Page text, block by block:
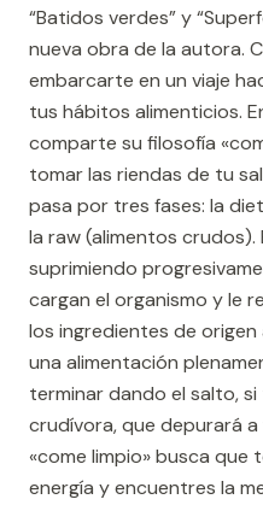
“Batidos verdes” y
nueva obra de la autora.
embarcarte en un viaje
tus hábitos alimenticios.
comparte su filosofía
tomar las riendas de tu
pasa por tres fases: la
la raw (alimentos
suprimiendo
cargan el organismo y le
los ingredientes de
una alimentación
terminar dando el salto,
crudívora, que depurará
«come limpio» busca que
energía y encuentres la